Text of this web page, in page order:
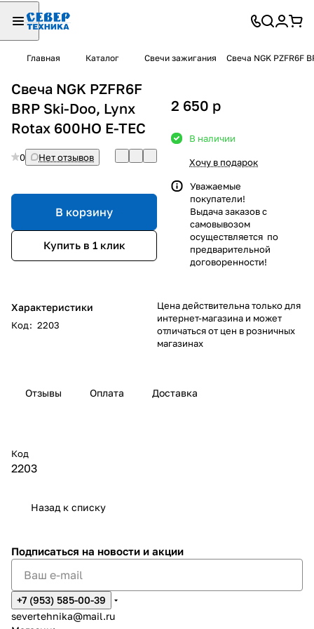
Главная Каталог Свечи зажигания Свеча NGK PZFR6F
Свеча NGK PZFR6F
BRP Ski-Doo, Lynx
Rotax 600HO E-TEC
0 Нет отзывов
В корзину
Купить в 1 клик
Характеристики
Код: 2203
2 650 p
В наличии
Хочу в подарок
Уважаемые
покупатели!
Выдача заказов с
самовывозом
осуществляется по
предварительной
договоренности!
Цена действительна только для
интернет-магазина и может
отличаться от цен в розничных
магазинах
Отзывы Оплата Доставка
Код
2203
Назад к списку
Подписаться на новости и акции
+7 (953) 585-00-39
severtehnika@mail.ru